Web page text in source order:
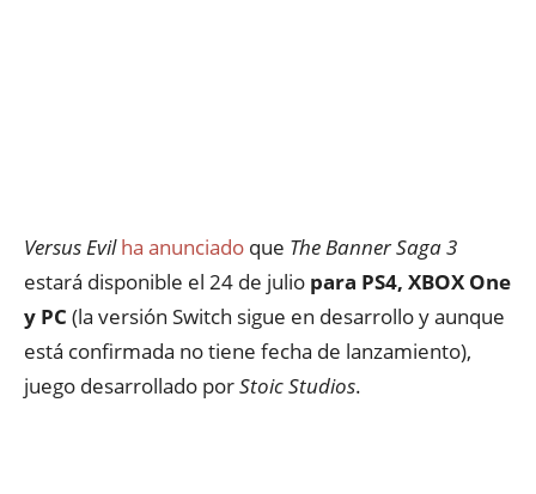
Versus Evil ha anunciado que The Banner Saga 3
estará disponible el 24 de julio para PS4, XBOX One
y PC (la versión Switch sigue en desarrollo y aunque
está confirmada no tiene fecha de lanzamiento),
juego desarrollado porStoic Studios.